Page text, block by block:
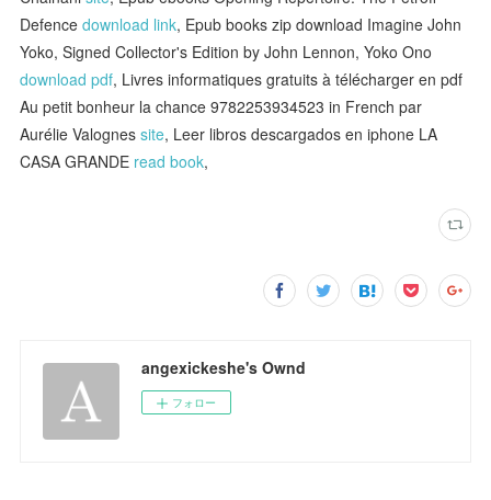
Defencedownload link, Epub books zip download Imagine John
Yoko, Signed Collector's Edition by John Lennon, Yoko Ono
download pdf, Livres informatiques gratuits à télécharger en pdf
Au petit bonheur la chance 9782253934523 in French par
Aurélie Valognessite, Leer libros descargados en iphone LA
CASA GRANDE read book,
angexickeshe's Ownd
フォロー